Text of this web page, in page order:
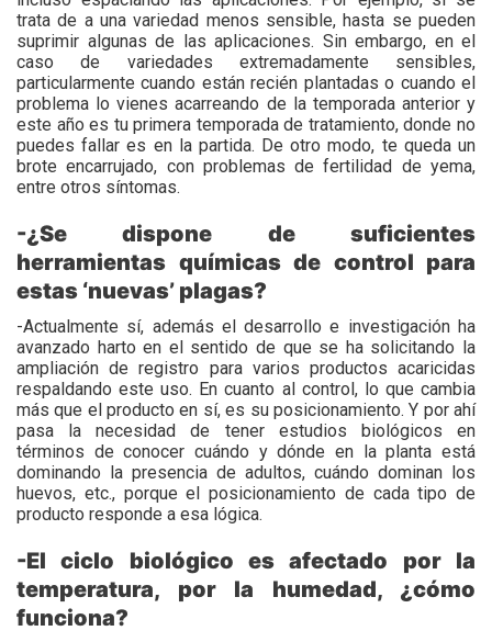
trata de a una variedad menos sensible, hasta se pueden
suprimir algunas de las aplicaciones. Sin embargo, en el
caso de variedades extremadamente sensibles,
particularmente cuando están recién plantadas o cuando el
problema lo vienes acarreando de la temporada anterior y
este año es tu primera temporada de tratamiento, donde no
puedes fallar es en la partida. De otro modo, te queda un
brote encarrujado, con problemas de fertilidad de yema,
entre otros síntomas.
-¿Se dispone de suficientes
herramientas químicas de control para
estas ‘nuevas’ plagas?
-Actualmente sí, además el desarrollo e investigación ha
avanzado harto en el sentido de que se ha solicitando la
ampliación de registro para varios productos acaricidas
respaldando este uso. En cuanto al control, lo que cambia
más que el producto en sí, es su posicionamiento. Y por ahí
pasa la necesidad de tener estudios biológicos en
términos de conocer cuándo y dónde en la planta está
dominando la presencia de adultos, cuándo dominan los
huevos, etc., porque el posicionamiento de cada tipo de
producto responde a esa lógica.
-El ciclo biológico es afectado por la
temperatura, por la humedad, ¿cómo
funciona?